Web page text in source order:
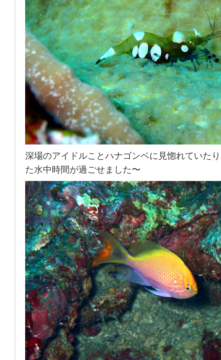
深場のアイドルことハナゴンベに見惚れていた
た水中時間が過ごせました〜